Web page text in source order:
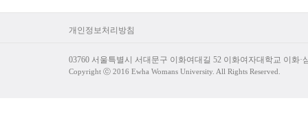
개인정보처리방침
03760 서울특별시 서대문구 이화여대길 52 이화여자대학교 이화
Copyright ⓒ 2016 Ewha Womans University. All Rights Reserved.